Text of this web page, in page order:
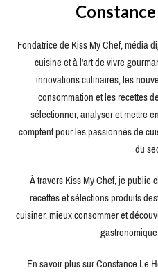
Fondatrice de Kiss My Chef, média
cuisine et à l'art de vivre
innovations culinaires, les
consommation et les recettes
sélectionner, analyser et mettre
comptent pour les passionnés de
du
À travers Kiss My Chef, je publie
recettes et sélections produits
cuisiner, mieux consommer et
En savoir plus sur Constance Le